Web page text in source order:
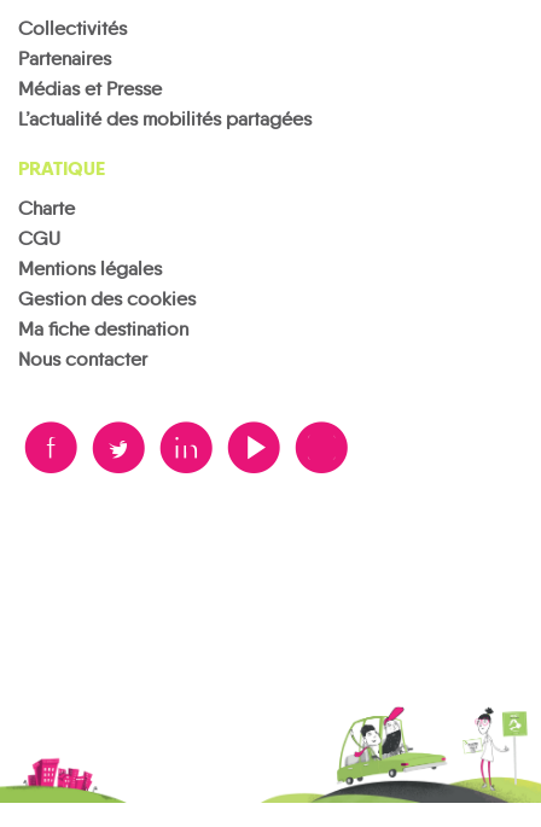
Collectivités
Partenaires
Médias et Presse
L’actualité des mobilités partagées
PRATIQUE
Charte
CGU
Mentions légales
Gestion des cookies
Ma fiche destination
Nous contacter
B A D F V